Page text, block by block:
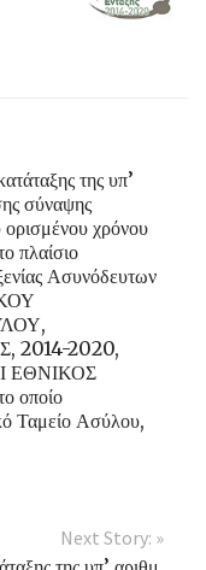
της υπ’
σύναψης
ορισμένου χρόνου
πλαίσιο
Ασυνόδευτων
2014-2020,
ΕΘΝΙΚΟΣ
Ταμείο Ασύλου,
Next Story: »